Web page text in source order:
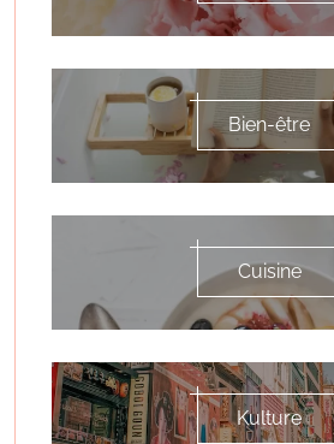
Bien-être
Cuisine
Kulture